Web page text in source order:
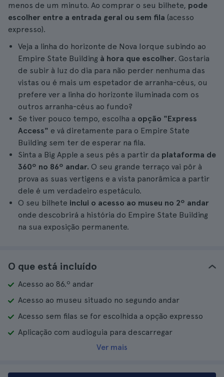
menos de um minuto. Ao comprar o seu bilhete, pode
escolher entre a entrada geral ou sem fila (acesso
expresso).
Veja a linha do horizonte de Nova Iorque subindo ao
Empire State Building à hora que escolher. Gostaria
de subir à luz do dia para não perder nenhuma das
vistas ou é mais um espetador de arranha-céus, ou
prefere ver a linha do horizonte iluminada com os
outros arranha-céus ao fundo?
Se tiver pouco tempo, escolha a opção "Express
Access" e vá diretamente para o Empire State
Building sem ter de esperar na fila.
Sinta a Big Apple a seus pés a partir da plataforma de
360º no 86º andar. O seu grande terraço vai pôr à
prova as suas vertigens e a vista panorâmica a partir
dele é um verdadeiro espetáculo.
O seu bilhete inclui o acesso ao museu no 2º andar
onde descobrirá a história do Empire State Building
na sua exposição permanente.
O que está incluído
Acesso ao 86.º andar
Acesso ao museu situado no segundo andar
Acesso sem filas se for escolhida a opção expresso
Aplicação com audioguia para descarregar
Ver mais